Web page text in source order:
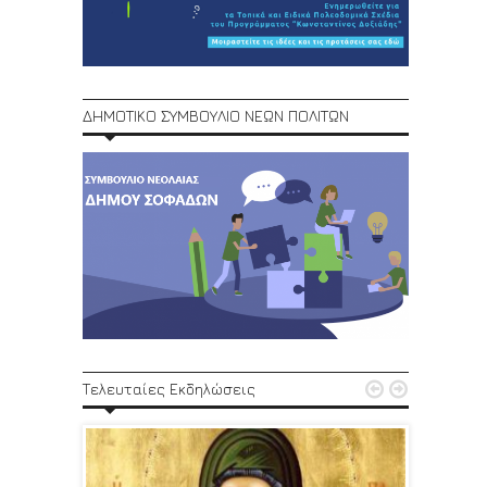
ΔΗΜΟΤΙΚΟ ΣΥΜΒΟΥΛΙΟ ΝΕΩΝ ΠΟΛΙΤΩΝ
Τελευταίες Εκδηλώσεις  